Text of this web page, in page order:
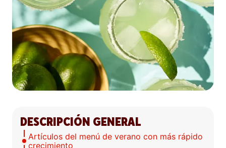
DESCRIPCIÓN GENERAL
Artículos del menú de verano con más rápido
crecimiento